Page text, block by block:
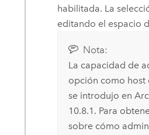
habilitada. La
editando el espacio
Nota:
La capacidad de
opción como host
se introdujo en
10.8.1. Para
sobre cómo